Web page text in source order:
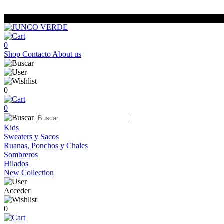
0
Shop Contacto About us
0
0
Kids
Sweaters y Sacos
Ruanas, Ponchos y Chales
Sombreros
Hilados
New Collection
Acceder
0